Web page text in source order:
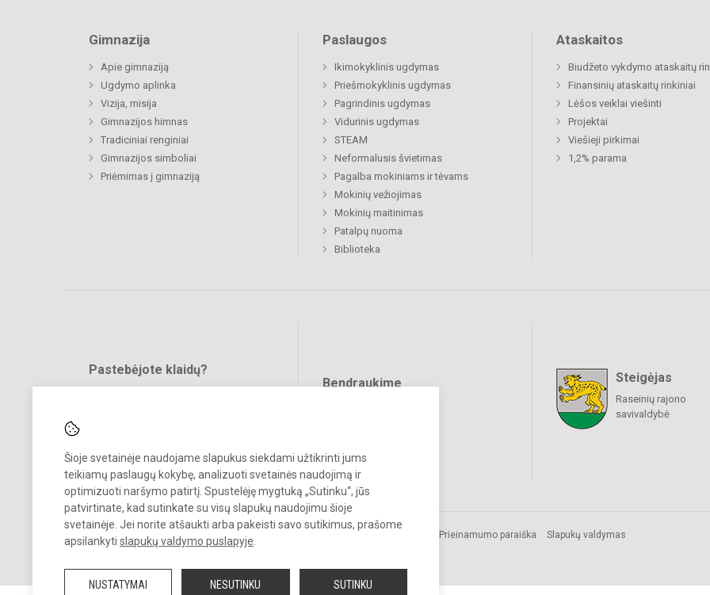
Šioje svetainėje naudojame slapukus siekdami užtikrinti jums
teikiamų paslaugų kokybę, analizuoti svetainės naudojimą ir
optimizuoti naršymo patirtį. Spustelėję mygtuką „Sutinku“, jūs
patvirtinate, kad sutinkate su visų slapukų naudojimu šioje
svetainėje. Jei norite atšaukti arba pakeisti savo sutikimus, prašome
apsilankyti slapukų valdymo puslapyje
NUSTATYMAI NESUTINKU SUTINKU
Gimnazija
Apie gimnaziją
Ugdymo aplinka
Vizija, misija
Gimnazijos himnas
Tradiciniai renginiai
Gimnazijos simboliai
Priėmimas į gimnaziją
Paslaugos
Ikimokyklinis ugdymas
Priešmokyklinis ugdymas
Pagrindinis ugdymas
Vidurinis ugdymas
STEAM
Neformalusis švietimas
Pagalba mokiniams ir tėvams
Mokinių vežiojimas
Mokinių maitinimas
Patalpų nuoma
Biblioteka
Ataskaitos
Biudžeto vykdymo ataskaitų
Finansinių ataskaitų rinkiniai
Lėšos veiklai viešinti
Projektai
Viešieji pirkimai
1,2% parama
Pastebėjote klaidų?
Bendraukime Steigėjas
Raseinių rajono
savivaldybė
© 2022. Raseinių r. Viduklės Simono Stanevičiaus gimnazija. Visos teisės
saugomos.
Prieinamumo paraiška Slapukų valdymas